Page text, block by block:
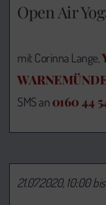
Open Air
mit Corinna Lange,
SMS an0160 44
21.07.2020, 10:00